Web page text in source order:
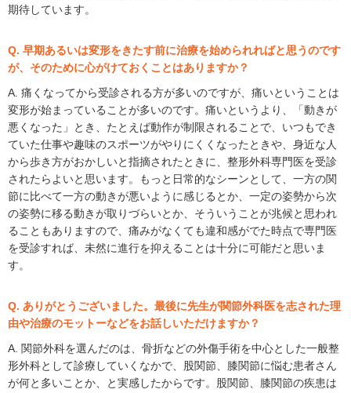
期待しています。
Q. 早期あるいは変形をきたす前に治療を始められればと思うのです
が、そのために心がけておくことはありますか？
A. 痛くなってから受診される方が多いのですが、痛いということは
変形が始まっていることが多いのです。痛いというより、「動きが
悪くなった」とき、たとえば動作が制限されることで、いつもでき
ていた仕事や趣味のスポーツがやりにくくなったときや、身近な人
から歩き方がおかしいと指摘されたときに、整形外科専門医を受診
されたらよいと思います。もっと日常的なシーンとして、一方の関
節に比べて一方の動きが悪いように感じるとか、一定の姿勢から次
の姿勢に移る動きが取りづらいとか、そういうことが兆候と思われ
ることもありますので、痛みがなくても違和感がでた時点で専門医
を受診すれば、未然に進行を抑えることは十分に可能だと思いま
す。
Q. ありがとうございました。最後に先生が関節外科医を志された理
由や治療のモットーなどをお話しいただけますか？
A. 関節外科を選んだのは、骨折などの外傷手術を中心とした一般整
形外科として診療していくなかで、股関節、膝関節に悩む患者さん
が何と多いことか、と実感したからです。股関節、膝関節の疾患は